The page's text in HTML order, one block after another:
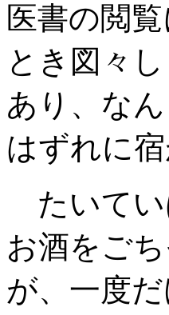
医書の閲
とき図々
あり、な
はずれに
たいてい
お酒をご
が、一度